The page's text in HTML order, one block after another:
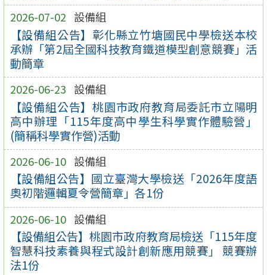
2026-07-02 設備組
【設備組公告】彰化縣立竹塘國民中學檢送本校
承辦「第2屆全國科技教育鐵道模型創意競賽」活
動簡章
2026-06-23 設備組
【設備組公告】桃園市政府教育局委託市立陽明
高中辦理「115年度高中學生科學實作體驗營」
(簡稱科學實作營)活動
2026-06-10 設備組
【設備組公告】國立臺灣大學檢送「2026年度語
奧初階邏輯夏令營簡章」各1份
2026-06-10 設備組
【設備組公告】桃園市政府教育局檢送「115年度
智慧科技素養與程式設計創新應用競賽」 競賽辦
法1份